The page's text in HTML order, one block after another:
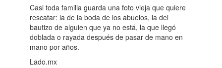
Casi toda familia guarda una foto vieja que quiere
rescatar: la de la boda de los abuelos, la del
bautizo de alguien que ya no está, la que llegó
doblada o rayada después de pasar de mano en
mano por años.
Lado.mx